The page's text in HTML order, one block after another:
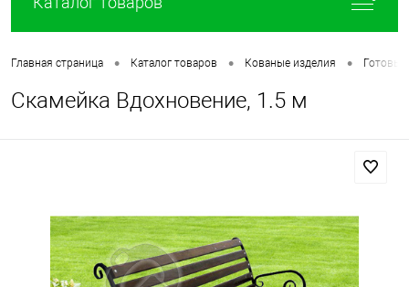
Главная страница • Каталог товаров • Кованые изделия •
Скамейка Вдохновение, 1.5 м